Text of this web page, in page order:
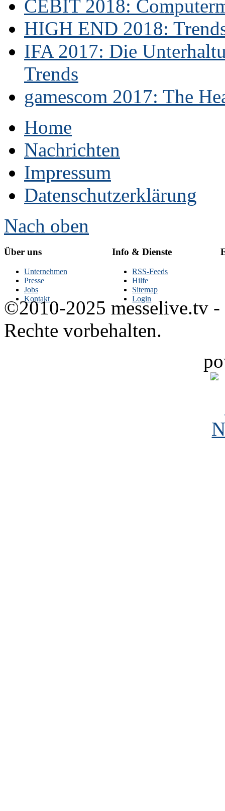
CEBIT 2018:
HIGH END 2018:
IFA 2017: Die
Trends
gamescom 2017: The
Home
Nachrichten
Impressum
Datenschutzerklärung
Nach oben
Über uns
Unternehmen
Presse
Jobs
Kontakt
Info & Dienste
RSS-Feeds
Hilfe
Sitemap
Login
©2010-2025 messelive.tv -
Rechte vorbehalten.